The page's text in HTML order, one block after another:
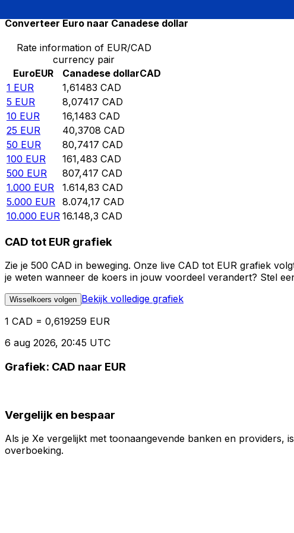
Converteer Euro naar Canadese dollar
Rate information of EUR/CAD
currency pair
EuroEUR Canadese dollarCAD
1 EUR 1,61483 CAD
5 EUR 8,07417 CAD
10 EUR 16,1483 CAD
25 EUR 40,3708 CAD
50 EUR 80,7417 CAD
100 EUR 161,483 CAD
500 EUR 807,417 CAD
1.000 EUR 1.614,83 CAD
5.000 EUR 8.074,17 CAD
10.000 EUR 16.148,3 CAD
CAD tot EUR grafiek
Zie je 500 CAD in beweging. Onze live CAD tot EUR grafiek
je weten wanneer de koers in jouw voordeel verandert? Stel
Wisselkoers volgen Bekijk volledige grafiek
1 CAD = 0,619259 EUR
6 aug 2026, 20:45 UTC
Grafiek: CAD naar EUR
Vergelijk en bespaar
Als je Xe vergelijkt met toonaangevende banken en
overboeking.